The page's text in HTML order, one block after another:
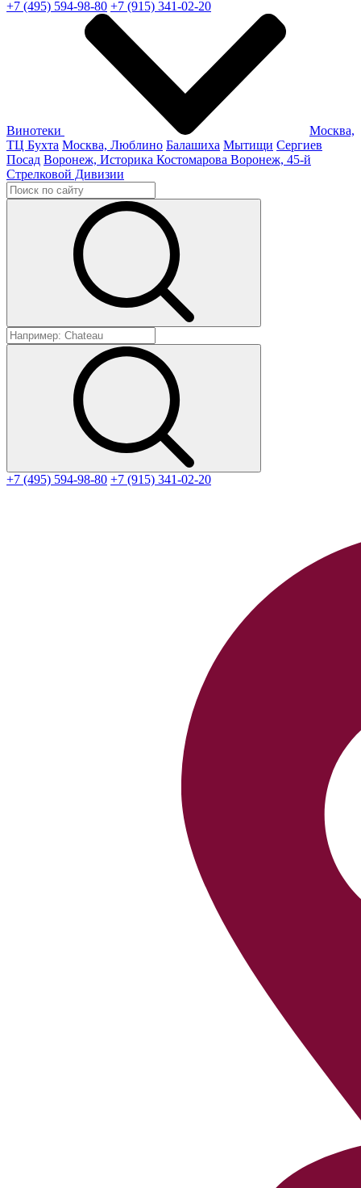
+7 (495) 594-98-80 +7 (915) 341-02-20
Винотеки
Москва,
ТЦ Бухта Москва, Люблино Балашиха Мытищи Сергиев
Посад Воронеж, Историка Костомарова Воронеж, 45-й
Стрелковой Дивизии
+7 (495) 594-98-80 +7 (915) 341-02-20